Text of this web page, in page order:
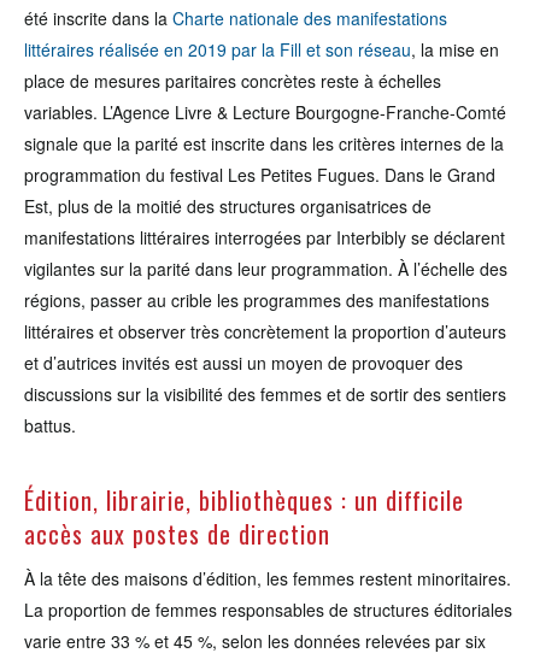
été inscrite dans la Charte nationale des manifestations
littéraires réalisée en 2019 par la Fill et son réseau, la mise en
place de mesures paritaires concrètes reste à échelles
variables. L’Agence Livre & Lecture Bourgogne-Franche-Comté
signale que la parité est inscrite dans les critères internes de la
programmation du festival Les Petites Fugues. Dans le Grand
Est, plus de la moitié des structures organisatrices de
manifestations littéraires interrogées par Interbibly se déclarent
vigilantes sur la parité dans leur programmation. À l’échelle des
régions, passer au crible les programmes des manifestations
littéraires et observer très concrètement la proportion d’auteurs
et d’autrices invités est aussi un moyen de provoquer des
discussions sur la visibilité des femmes et de sortir des sentiers
battus.
Édition, librairie, bibliothèques : un difficile
accès aux postes de direction
À la tête des maisons d’édition, les femmes restent minoritaires.
La proportion de femmes responsables de structures éditoriales
varie entre 33 % et 45 %, selon les données relevées par six